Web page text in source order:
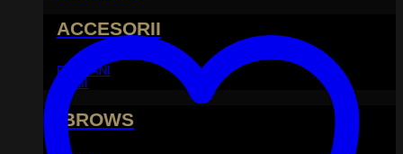
ACCESORII
PIEPTANI
PERII
iBROWS